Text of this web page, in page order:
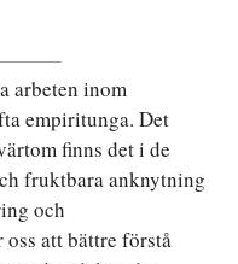
arbeten inom
empiritunga. Det
finns det i de
fruktbara anknytning
och
att bättre förstå